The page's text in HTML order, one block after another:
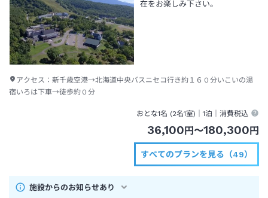
在をお楽しみ下さい。
アクセス： 新千歳空港→北海道中央バスニセコ行き約１６０分いこいの湯
宿いろは下車→徒歩約０分
おとな1名 (2名1室)｜1泊 ｜消費税込
36,100 円 〜180,300 円
すべてのプランを見る（49）
施設からのお知らせあり